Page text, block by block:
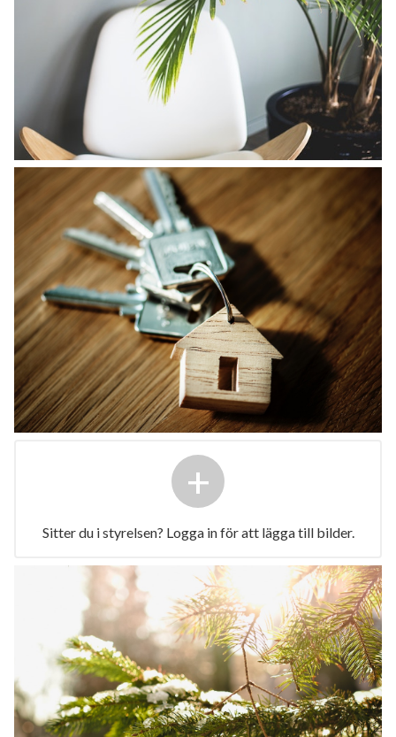
+
Sitter du i styrelsen? Logga in för att lägga till bilder.